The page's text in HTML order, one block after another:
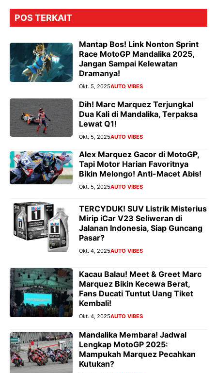
POS TERKAIT
Mantap Bos! Link Nonton Sprint
Race MotoGP Mandalika 2025,
Jangan Sampai Kelewatan
Dramanya!
Okt. 5, 2025AUTO VIBES
Dih! Marc Marquez Terjungkal
Dua Kali di Mandalika, Terpaksa
Lewat Q1!
Okt. 5, 2025AUTO VIBES
Alex Marquez Gacor di MotoGP,
Tapi Motor Harian Favoritnya
Bikin Melongo! Anti-Macet Abis!
Okt. 5, 2025AUTO VIBES
TERCYDUK! SUV Listrik Misterius
Mirip iCar V23 Seliweran di
Jalanan Indonesia, Siap Guncang
Pasar?
Okt. 4, 2025AUTO VIBES
Kacau Balau! Meet & Greet Marc
Marquez Bikin Kecewa Berat,
Fans Ducati Tuntut Uang Tiket
Kembali!
Okt. 4, 2025AUTO VIBES
Mandalika Membara! Jadwal
Lengkap MotoGP 2025:
Mampukah Marquez Pecahkan
Kutukan?